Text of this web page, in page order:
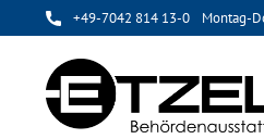
+49-7042 814 13-0 Montag-